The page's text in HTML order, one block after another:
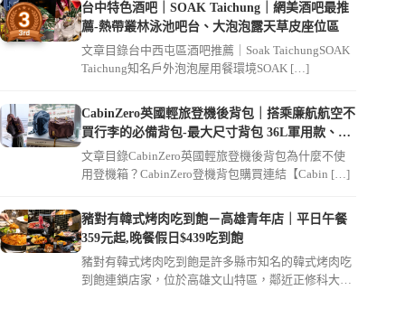
台中特色酒吧｜SOAK Taichung｜網美酒吧最推
薦-熱帶叢林泳池吧台、大泡泡露天草皮座位區
文章目錄台中西屯區酒吧推薦｜Soak TaichungSOAK
Taichung知名戶外泡泡屋用餐環境SOAK […]
CabinZero英國輕旅登機後背包｜搭乘廉航航空不
買行李的必備背包-最大尺寸背包 36L軍用款、
44L登機開箱｜可放筆電
文章目錄CabinZero英國輕旅登機後背包為什麼不使
用登機箱？CabinZero登機背包購買連結【Cabin […]
豬對有韓式烤肉吃到飽－高雄青年店｜平日午餐
359元起,晚餐假日$439吃到飽
豬對有韓式烤肉吃到飽是許多縣市知名的韓式烤肉吃
到飽連鎖店家，位於高雄文山特區，鄰近正修科大的